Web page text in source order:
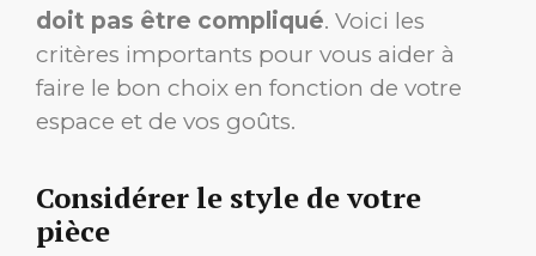
doit pas être compliqué. Voici les
critères importants pour vous aider à
faire le bon choix en fonction de votre
espace et de vos goûts.
Considérer le style de votre
pièce